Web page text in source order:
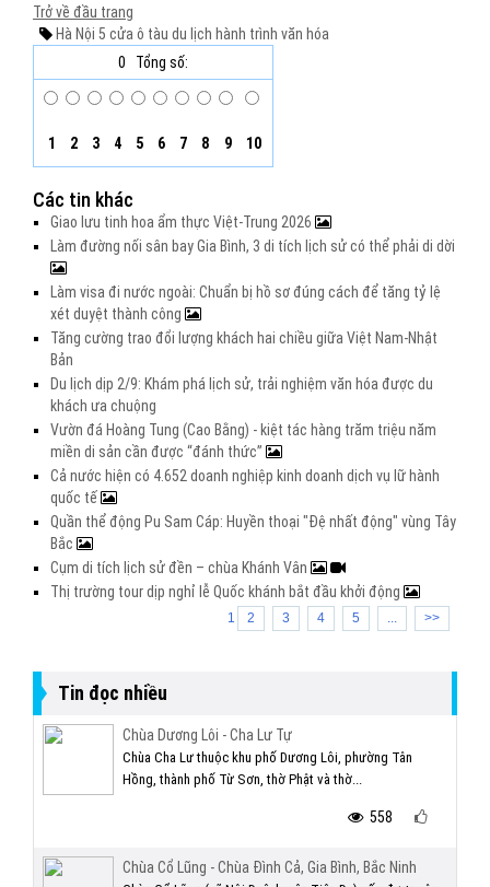
Trở về đầu trang
Hà Nội 5 cửa ô tàu du lịch hành trình văn hóa
0
Tổng số:
1 2 3 4 5 6 7 8 9 10
Các tin khác
Giao lưu tinh hoa ẩm thực Việt-Trung 2026
Làm đường nối sân bay Gia Bình, 3 di tích lịch sử có thể phải di dời
Làm visa đi nước ngoài: Chuẩn bị hồ sơ đúng cách để tăng tỷ lệ
xét duyệt thành công
Tăng cường trao đổi lượng khách hai chiều giữa Việt Nam-Nhật
Bản
Du lịch dịp 2/9: Khám phá lịch sử, trải nghiệm văn hóa được du
khách ưa chuộng
Vườn đá Hoàng Tung (Cao Bằng) - kiệt tác hàng trăm triệu năm
miền di sản cần được “đánh thức”
Cả nước hiện có 4.652 doanh nghiệp kinh doanh dịch vụ lữ hành
quốc tế
Quần thể động Pu Sam Cáp: Huyền thoại "Đệ nhất động" vùng Tây
Bắc
Cụm di tích lịch sử đền – chùa Khánh Vân
Thị trường tour dịp nghỉ lễ Quốc khánh bắt đầu khởi động
1 2 3 4 5 ... >>
Tin đọc nhiều
Chùa Dương Lôi - Cha Lư Tự
Chùa Cha Lư thuộc khu phố Dương Lôi, phường Tân
Hồng, thành phố Từ Sơn, thờ Phật và thờ...
558
Chùa Cổ Lũng - Chùa Đình Cả, Gia Bình, Bắc Ninh